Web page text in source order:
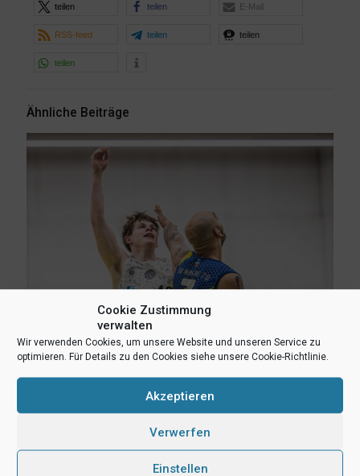
Cookie Zustimmung
verwalten
Wir verwenden Cookies, um unsere Website und unseren Service zu
optimieren. Für Details zu den Cookies siehe unsere Cookie-Richtlinie.
Akzeptieren
Verwerfen
Einstellen
teilen teilen E-Mail
RSS-feed teilen teilen
teilen
Ähnliche Beiträge